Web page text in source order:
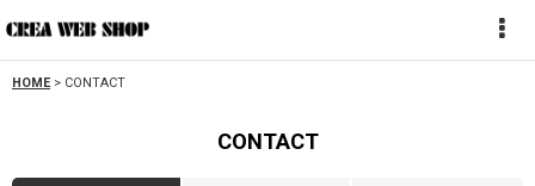
HOME > CONTACT
CONTACT